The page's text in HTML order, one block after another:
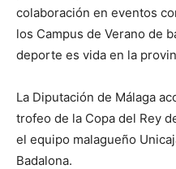
colaboración en eventos
los Campus de Verano de
deporte es vida en la
La Diputación de Málaga
trofeo de la Copa del Rey
el equipo malagueño
Badalona.